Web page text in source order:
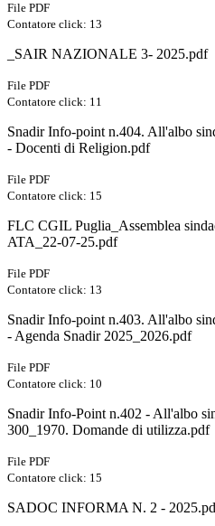
File PDF
Contatore click: 13
_SAIR NAZIONALE 3- 2025.pdf
File PDF
Contatore click: 11
Snadir Info-point n.404. All'albo
- Docenti di Religion.pdf
File PDF
Contatore click: 15
FLC CGIL Puglia_Assemblea
ATA_22-07-25.pdf
File PDF
Contatore click: 13
Snadir Info-point n.403. All'albo
- Agenda Snadir 2025_2026.pdf
File PDF
Contatore click: 10
Snadir Info-Point n.402 - All'albo
300_1970. Domande di utilizza.pdf
File PDF
Contatore click: 15
SADOC INFORMA N. 2 -